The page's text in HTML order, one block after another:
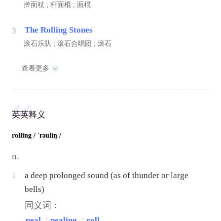
擀面杖 ; 杆面棍 ; 面棍
3 The Rolling Stones
滚石乐队 ; 滚石合唱团 ; 滚石
查看更多
英英释义
rolling / 'rəuliŋ /
n.
1
a deep prolonged sound (as of thunder or large
bells)
同义词：